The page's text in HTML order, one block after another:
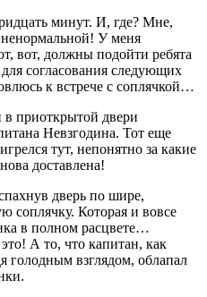
минут. И, где? Мне,
ненормальной! У меня
вот, должны подойти ребята
согласования следующих
к встрече с соплячкой…
приоткрытой двери
Невзгодина. Тот еще
тут, непонятно за какие
доставлена!
дверь по шире,
соплячку. Которая и вовсе
в полном расцвете…
А то, что капитан, как
голодным взглядом, облапал